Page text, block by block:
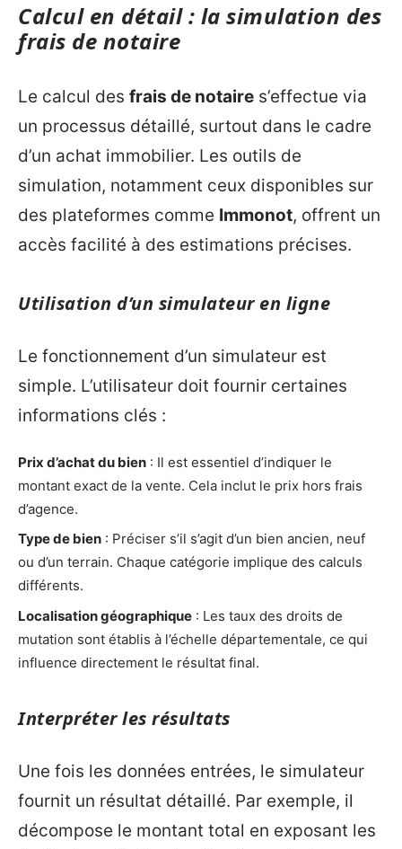
Calcul en détail : la simulation des
frais de notaire
Le calcul des frais de notaire s’effectue via
un processus détaillé, surtout dans le cadre
d’un achat immobilier. Les outils de
simulation, notamment ceux disponibles sur
des plateformes comme Immonot, offrent un
accès facilité à des estimations précises.
Utilisation d’un simulateur en ligne
Le fonctionnement d’un simulateur est
simple. L’utilisateur doit fournir certaines
informations clés :
Prix d’achat du bien : Il est essentiel d’indiquer le
montant exact de la vente. Cela inclut le prix hors frais
d’agence.
Type de bien : Préciser s’il s’agit d’un bien ancien, neuf
ou d’un terrain. Chaque catégorie implique des calculs
différents.
Localisation géographique : Les taux des droits de
mutation sont établis à l’échelle départementale, ce qui
influence directement le résultat final.
Interpréter les résultats
Une fois les données entrées, le simulateur
fournit un résultat détaillé. Par exemple, il
décompose le montant total en exposant les